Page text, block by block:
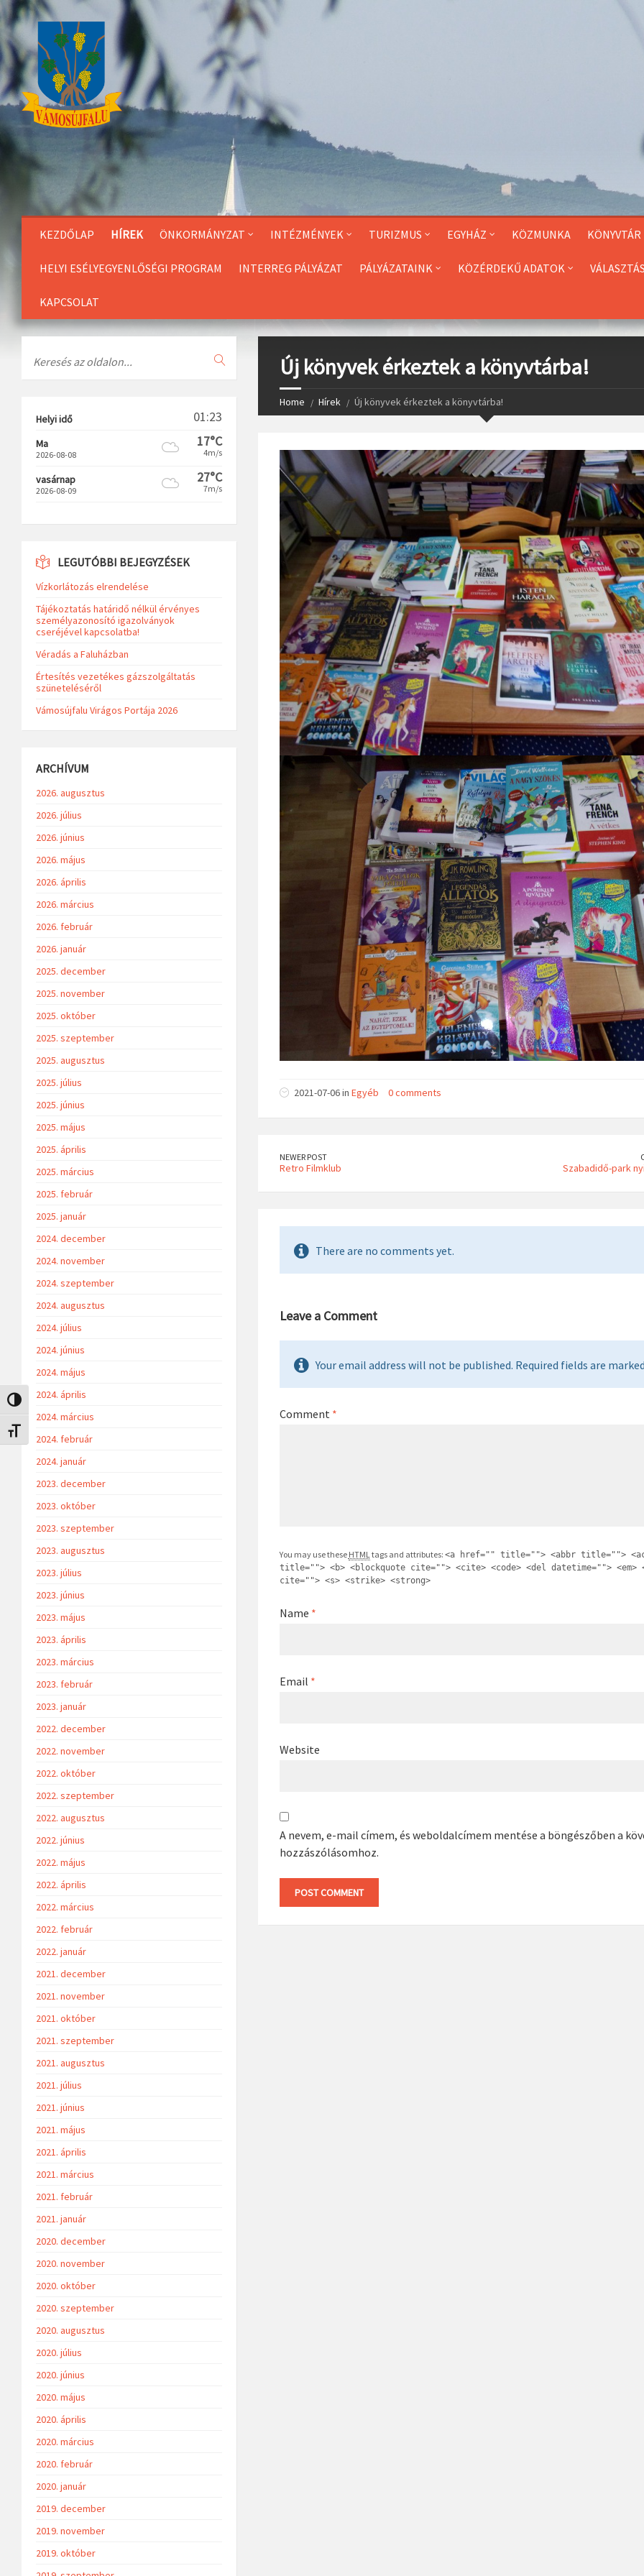
Skip
to
Content
Nagy kontraszt váltása
Betűméret váltása
KEZDŐLAP HÍREK ÖNKORMÁNYZAT INTÉZMÉNYEK TURIZMUS EGYHÁZ KÖZMUNKA KÖNYVTÁR
HELYI ESÉLYEGYENLŐSÉGI PROGRAM INTERREG PÁLYÁZAT PÁLYÁZATAINK KÖZÉRDEKŰ ADATOK
KAPCSOLAT
Új könyvek érkeztek a könyvtárba!
Home Hírek Új könyvek érkeztek a könyvtárba!
2021-07-06 in Egyéb 0 comments
NEWER POST
Retro Filmklub Szabadidő-park
There are no comments yet.
Leave a Comment
Your email address will not be published. Required fields are
Comment *
You may use these HTMLtags and attributes: <a href="" title=""> <abbr title="">
title=""> <b> <blockquote cite=""> <cite> <code> <del datetime=""> <em>
cite=""> <s> <strike> <strong>
Name *
Email *
Website
A nevem, e-mail címem, és weboldalcímem mentése a böngészőben a
hozzászólásomhoz.
Helyi idő 01:23
Ma
2026-08-08
17°C
4m/s
vasárnap
2026-08-09
27°C
7m/s
LEGUTÓBBI BEJEGYZÉSEK
Vízkorlátozás elrendelése
Tájékoztatás határidő nélkül érvényes
személyazonosító igazolványok
cseréjével kapcsolatba!
Véradás a Faluházban
Értesítés vezetékes gázszolgáltatás
szüneteléséről
Vámosújfalu Virágos Portája 2026
ARCHÍVUM
2026. augusztus
2026. július
2026. június
2026. május
2026. április
2026. március
2026. február
2026. január
2025. december
2025. november
2025. október
2025. szeptember
2025. augusztus
2025. július
2025. június
2025. május
2025. április
2025. március
2025. február
2025. január
2024. december
2024. november
2024. szeptember
2024. augusztus
2024. július
2024. június
2024. május
2024. április
2024. március
2024. február
2024. január
2023. december
2023. október
2023. szeptember
2023. augusztus
2023. július
2023. június
2023. május
2023. április
2023. március
2023. február
2023. január
2022. december
2022. november
2022. október
2022. szeptember
2022. augusztus
2022. június
2022. május
2022. április
2022. március
2022. február
2022. január
2021. december
2021. november
2021. október
2021. szeptember
2021. augusztus
2021. július
2021. június
2021. május
2021. április
2021. március
2021. február
2021. január
2020. december
2020. november
2020. október
2020. szeptember
2020. augusztus
2020. július
2020. június
2020. május
2020. április
2020. március
2020. február
2020. január
2019. december
2019. november
2019. október